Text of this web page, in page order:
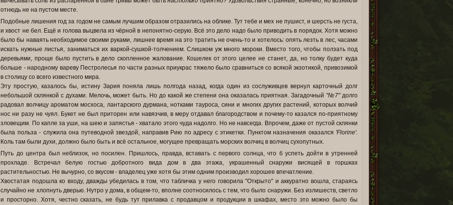
отнюдь не на пустом месте.
Подобные лишения год за годом не самым лучшим образом отразились на облике. Тут тебе и мех не пушист, и шерсть не густа,
и хвост не бел. Ещё и голова выцвела из чёрной в непонятно-серую. Всё это дело надо было приводить в порядок. Хотя можно
было бы наваять необходимое своими руками, лишнее время на это тратить не очень-то и хотелось: опять лезть в лес, часами
искать нужные листья, заниматься их варкой-сушкой-толчением. Слишком уж много мороки. Вместо того, чтобы ползать под
деревьями, проще было пустить в дело скопленное жалование. Кошелек от этого целее не станет, да, но толку будет куда
больше - народному вареву Пестролесья по части разных приукрас тяжело было сравниться со всякой экзотикой, привозимой
в столицу со всего известного мира.
Эту простую, казалось бы, истину Зария поняла лишь полгода назад, когда один из сослуживцев вернул карточный долг
небольшой склянкой с духами. Мелочь, может быть. Но до какой же степени она оказалась приятная. Загадочный "№7"долго
радовал волчицу ароматом мосхоса, лантарского дурмана, нотками тауроса, сини и многих других растений, которых волчий
нос ни разу не чуял. Букет не был приторен или навязчив, в меру отдавал благородством и почему-то казался по-приятному
зловещим. По капле за уши, на шею и запястья - хватало этого чуда надолго. Но не навсегда. Впрочем, даже от пустой склянки
была польза - служила она путеводной звездой, направив Рию по адресу с этикетки. Пунктом назначения оказался 'Florine'.
Коль там были духи, должно было быть и всё остальное, могущее превращать морских волчиц в волчиц сухопутных.
Путь до центра был неблизок, но посилен. Пришлось, правда, вставать с первого солнца, что б успеть дойти в утренней
прохладе. Встречал белую гостью добротного вида дом в два этажа, украшенный снаружи висящей в горшках
растительностью. Не вычурно, со вкусом - владелец уже хотя бы этим одним производил хорошее впечатление.
Хвостатая подошла ко входу, дважды убедилась в том, что табличка у него говорила "Открыто" и аккуратно вошла, стараясь
случайно не хлопнуть дверью. Нутро у дома, в общем-то, вполне соотносилось с тем, что было снаружи. Без излишеств, светло
и просторно. Хотя, честно сказать, не будь тут прилавка с продавцом и продукции в шкафах, место это можно было бы